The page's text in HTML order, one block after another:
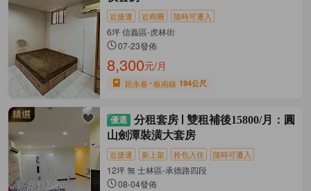
近捷運 近商圈 隨時可遷入
6坪 信義區-虎林街
07-23發佈
8,300元/月
距永春 板南線 194公尺
分租套房
雙租補後15800/月：圓
山劍潭裝潢大套房
近捷運 新上架 拎包入住 隨時可遷入
12坪 無 士林區-承德路四段
08-04發佈